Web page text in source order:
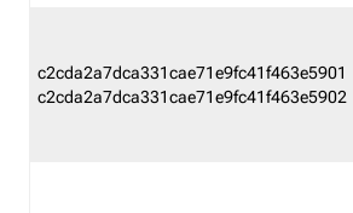
c2cda2a7dca331cae71e9fc41f463e5901
c2cda2a7dca331cae71e9fc41f463e5902